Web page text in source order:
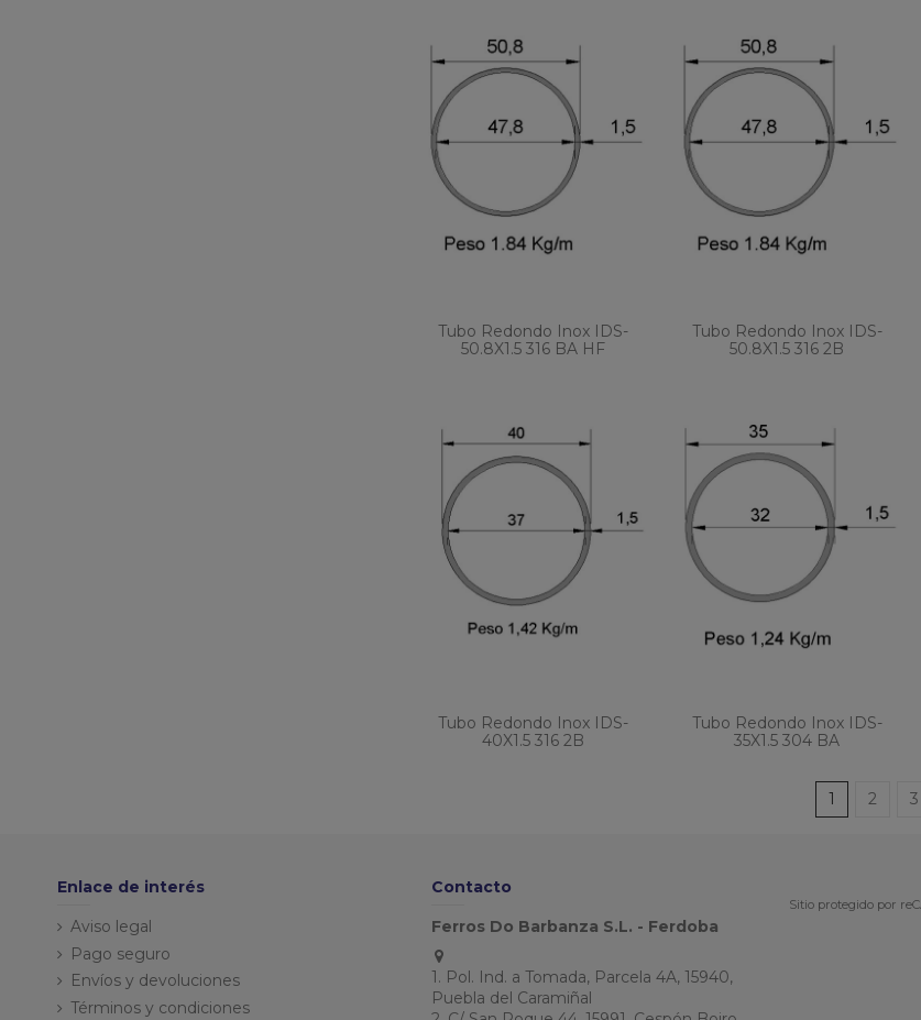
Tubo Redondo Inox IDS-
50.8X1.5 316 BA HF
Tubo Redondo Inox IDS-
50.8X1.5 316 2B
Tubo Redondo Inox IDS-
40X1.5 316 2B
Tubo Redondo Inox IDS-
35X1.5 304 BA
1 2 3
Enlace de interés
Aviso legal
Pago seguro
Envíos y devoluciones
Términos y condiciones
Contacto
Ferros Do Barbanza S.L. - Ferdoba
1. Pol. Ind. a Tomada, Parcela 4A, 15940,
Puebla del Caramiñal
Sitio protegido por